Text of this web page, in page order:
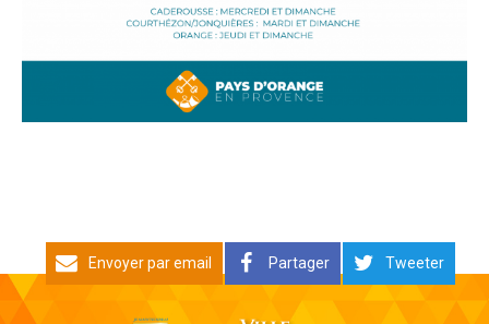
Envoyer par email Partager Tweeter